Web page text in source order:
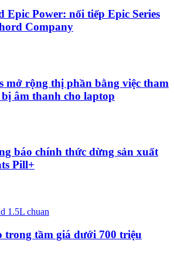
Epic Power: nối tiếp Epic Series
Company
mở rộng thị phần bằng việc tham
âm thanh cho laptop
báo chính thức dừng sản xuất
Pill+
trong tầm giá dưới 700 triệu